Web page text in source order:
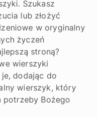
Szukasz
lub złożyć
w oryginalny
życzeń
stroną?
wierszyki
dodając do
wierszyk, który
potrzeby Bożego